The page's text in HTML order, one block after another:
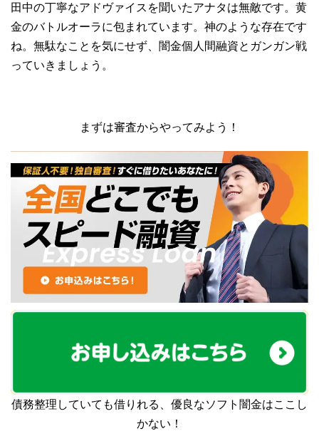
田中の丁寧なアドヴァイスを聞いたアナタは無敵です。黄
金のバトルオーラに包まれています。神のような存在です
ね。無駄なことを気にせず、闇金個人間融資とガンガン戦
っていきましょう。
まずは審査からやってみよう！
債務整理していても借りれる、優良なソフト闇金はここし
かない！